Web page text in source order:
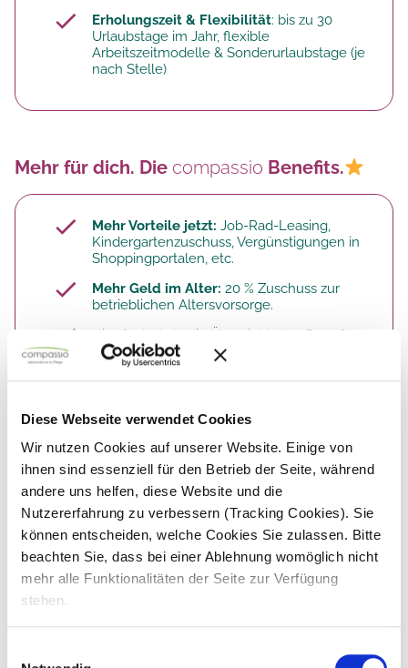
Diese Webseite verwendet Cookies
Wir nutzen Cookies auf unserer Website. Einige von
ihnen sind essenziell für den Betrieb der Seite, während
andere uns helfen, diese Website und die
Nutzererfahrung zu verbessern (Tracking Cookies). Sie
können entscheiden, welche Cookies Sie zulassen. Bitte
beachten Sie, dass bei einer Ablehnung womöglich nicht
mehr alle Funktionalitäten der Seite zur Verfügung
stehen.
Erholungszeit & Flexibilität: bis zu 30
Urlaubstage im Jahr, flexible
Arbeitszeitmodelle & Sonderurlaubstage (je
nach Stelle)
Mehr für dich. Die compassio Benefits.
Mehr Vorteile jetzt: Job-Rad-Leasing,
Kindergartenzuschuss, Vergünstigungen in
Shoppingportalen, etc.
Mehr Geld im Alter: 20 % Zuschuss zur
betrieblichen Altersvorsorge.​
Hier findest du die Übersicht aller Benefits
(Link):Vielfältige Mitarbeiter-Benefits bei
compassio
So arbeitest du. Deine Aufgaben.
Als Pflegeassistenz hast du viel Bezug zu unseren
Bewohnern.
Du hilfst den Bewohnern:bei der
Körperpflege, beim Wechsel der Position im